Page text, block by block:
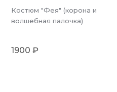
Костюм "Фея" (корона и
волшебная палочка)
1900 ₽